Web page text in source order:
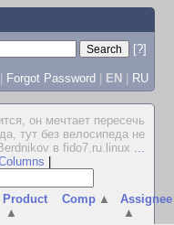
[?]
| Forgot Password | EN | RU
он мечтает пересечь
тут без велосипеда не
в fido7.ru.linux ...
Product
▲
Comp ▲
Assignee
▲